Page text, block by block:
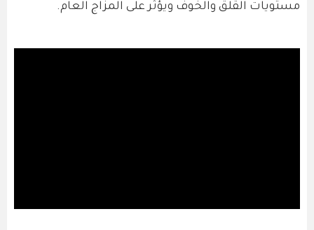
مستويات القلق والخوف ويؤثر على المزاج العام.